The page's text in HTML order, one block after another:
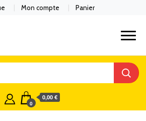
Mon compte Panier
0
0,00 €